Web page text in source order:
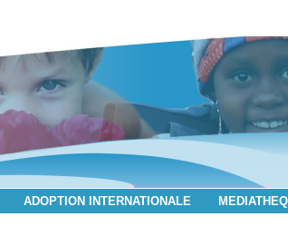
ADOPTION INTERNATIONALE